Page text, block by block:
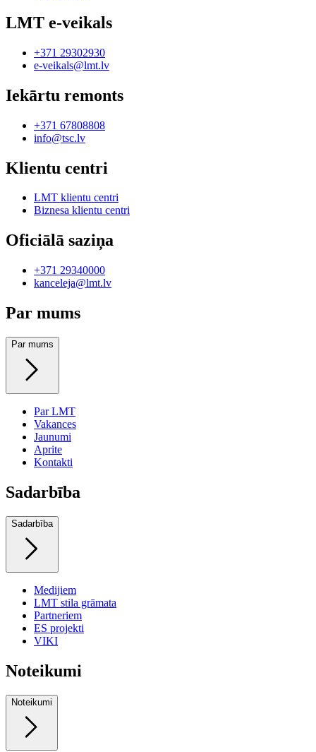
LMT e-veikals
+371 29302930
e-veikals@lmt.lv
Iekārtu remonts
+371 67808808
info@tsc.lv
Klientu centri
LMT klientu centri
Biznesa klientu centri
Oficiālā saziņa
+371 29340000
kanceleja@lmt.lv
Par mums
Par mums
Par LMT
Vakances
Jaunumi
Aprite
Kontakti
Sadarbība
Sadarbība
Medijiem
LMT stila grāmata
Partneriem
ES projekti
VIKI
Noteikumi
Noteikumi